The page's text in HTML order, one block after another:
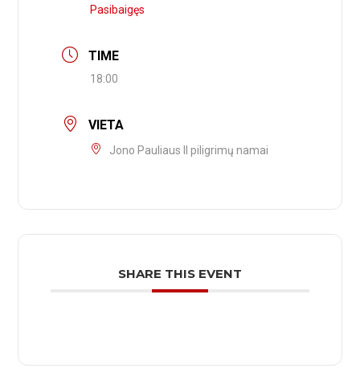
Pasibaigęs
TIME
18:00
VIETA
Jono Pauliaus II piligrimų namai
SHARE THIS EVENT